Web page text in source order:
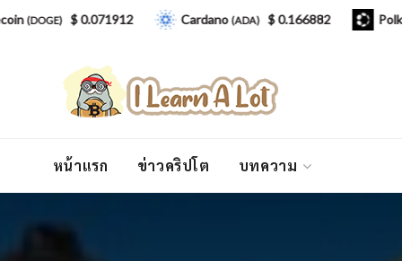
หน้าแรก ข่าวคริปโต บทความ
$ 0.071912 Cardano(ADA) $ 0.166882 Polkadot